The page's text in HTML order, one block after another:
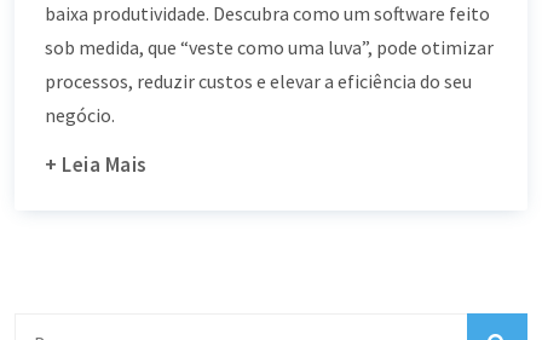
baixa produtividade. Descubra como um software feito
sob medida, que “veste como uma luva”, pode otimizar
processos, reduzir custos e elevar a eficiência do seu
negócio.
+ Leia Mais